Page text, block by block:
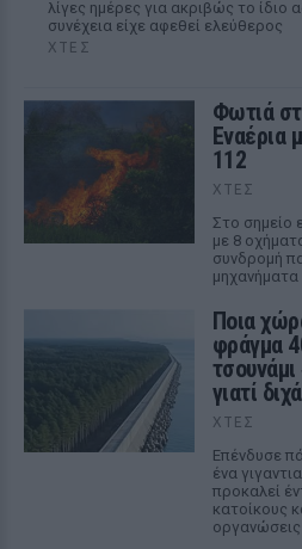
λίγες ημέρες για ακριβώς το ίδιο
συνέχεια είχε αφεθεί ελεύθερος
ΧΤΕΣ
Φωτιά
Εναέρια
112
ΧΤΕΣ
Στο σημείο
με 8
συνδρομή
Ποια
φράγμα
γιατί
ΧΤΕΣ
Επένδυσε
ένα
προκαλεί
κατοίκους
οργανώσεις